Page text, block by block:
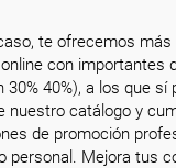
te ofrecemos
con importantes
30% 40%), a los que sí
nuestro catálogo y
de promoción
personal. Mejora tus